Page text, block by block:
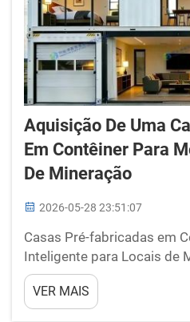
Aquisição De Uma
Em Contêiner Para
De Mineração
2026-05-28 23:51:07
Casas Pré-fabricadas em
Inteligente para Locais de
considerar moradias para
casas pré-fabricadas em
mais lógica. Elas são
VER MAIS